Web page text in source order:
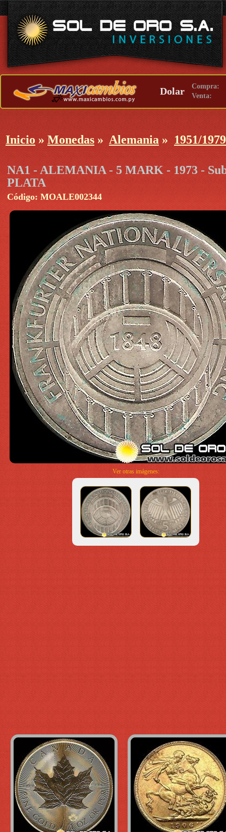
Dolar
Compra:
Venta:
Inicio » Monedas » Alemania » 1951/
NA1 - ALEMANIA - 5 MARK - 1973 -
PLATA
Código: MOALE002344
Ver otras imágenes: